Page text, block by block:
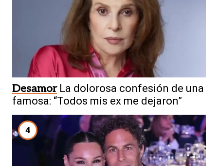
Desamor La dolorosa confesión de una
famosa: “Todos mis ex me dejaron”
4